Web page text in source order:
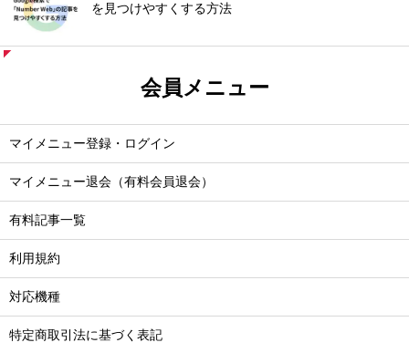
を見つけやすくする方法
会員メニュー
マイメニュー登録・ログイン
マイメニュー退会（有料会員退会）
有料記事一覧
利用規約
対応機種
特定商取引法に基づく表記